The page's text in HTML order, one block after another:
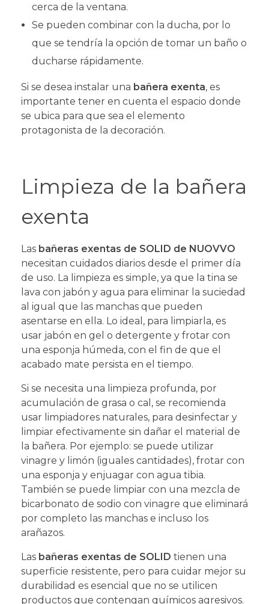
cerca de la ventana.
Se pueden combinar con la ducha, por lo
que se tendría la opción de tomar un baño o
ducharse rápidamente.
Si se desea instalar una bañera exenta, es
importante tener en cuenta el espacio donde
se ubica para que sea el elemento
protagonista de la decoración.
Limpieza de la bañera
exenta
Las bañeras exentas de SOLID de NUOVVO
necesitan cuidados diarios desde el primer día
de uso. La limpieza es simple, ya que la tina se
lava con jabón y agua para eliminar la suciedad
al igual que las manchas que pueden
asentarse en ella. Lo ideal, para limpiarla, es
usar jabón en gel o detergente y frotar con
una esponja húmeda, con el fin de que el
acabado mate persista en el tiempo.
Si se necesita una limpieza profunda, por
acumulación de grasa o cal, se recomienda
usar limpiadores naturales, para desinfectar y
limpiar efectivamente sin dañar el material de
la bañera. Por ejemplo: se puede utilizar
vinagre y limón (iguales cantidades), frotar con
una esponja y enjuagar con agua tibia.
También se puede limpiar con una mezcla de
bicarbonato de sodio con vinagre que eliminará
por completo las manchas e incluso los
arañazos.
Las bañeras exentas de SOLID tienen una
superficie resistente, pero para cuidar mejor su
durabilidad es esencial que no se utilicen
productos que contengan químicos agresivos.